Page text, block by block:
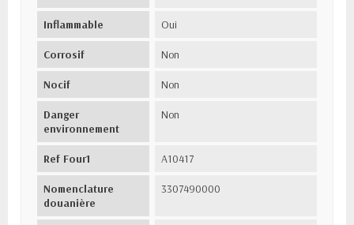
Inflammable Oui
Corrosif Non
Nocif Non
Danger
environnement
Non
Ref Four1 A10417
Nomenclature
douanière
3307490000